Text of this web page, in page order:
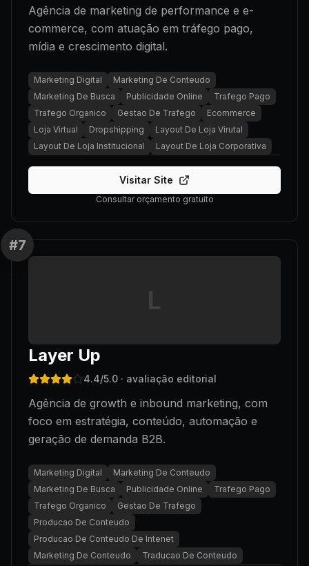
Agência de marketing de performance e e-
commerce, com atuação em tráfego pago,
mídia e crescimento digital.
Marketing Digital
Marketing De Conteudo
Marketing De Busca
Publicidade Online
Trafego Pago
Trafego Organico
Gestao De Trafego
Ecommerce
Loja Virtual
Dropshipping
Layout De Loja Virutal
Layout De Loja Institucional
Layout De Loja Corporativa
Visitar Site
Consultar orçamento gratuito
#7
L
Layer Up
4.4/5.0 · avaliação editorial
Agência de growth e inbound marketing, com
foco em estratégia, conteúdo, automação e
geração de demanda B2B.
Marketing Digital
Marketing De Conteudo
Marketing De Busca
Publicidade Online
Trafego Pago
Trafego Organico
Gestao De Trafego
Producao De Conteudo
Producao De Conteudo De Intenet
Marketing De Conteudo
Traducao De Conteudo